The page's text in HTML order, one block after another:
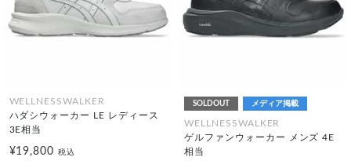
WELLNESSWALKER
ハダシウォーカー LE レディース
3E相当
¥19,800税込
SOLDOUT メディア掲載
WELLNESSWALKER
ゲルファンウォーカー メンズ 4E
相当